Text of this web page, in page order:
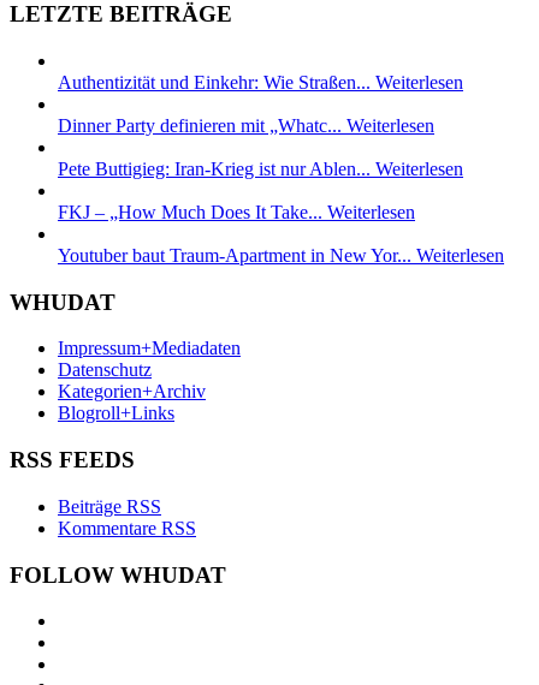
LETZTE BEITRÄGE
Authentizität und Einkehr: Wie Straßen... Weiterlesen
Dinner Party definieren mit „Whatc... Weiterlesen
Pete Buttigieg: Iran-Krieg ist nur Ablen... Weiterlesen
FKJ – „How Much Does It Take... Weiterlesen
Youtuber baut Traum-Apartment in New Yor... Weiterlesen
WHUDAT
Impressum+Mediadaten
Datenschutz
Kategorien+Archiv
Blogroll+Links
RSS FEEDS
Beiträge RSS
Kommentare RSS
FOLLOW WHUDAT